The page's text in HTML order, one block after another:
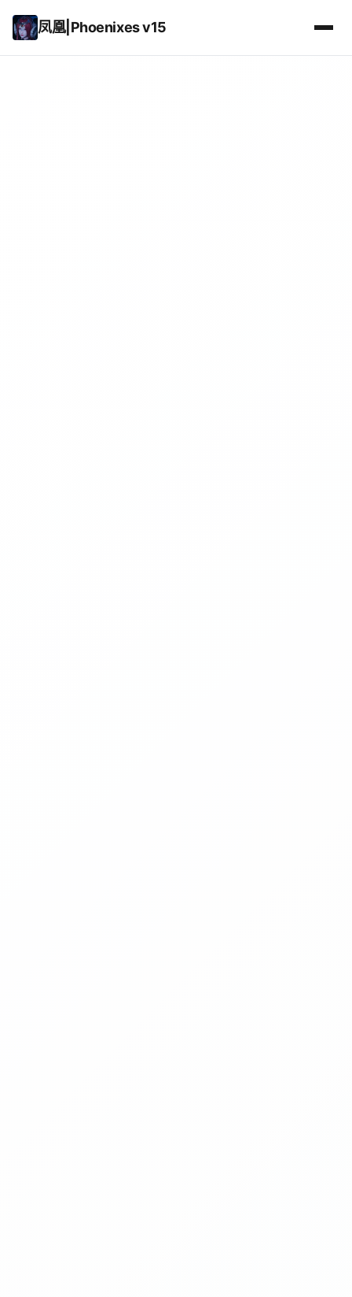
凤凰|Phoenixes v15